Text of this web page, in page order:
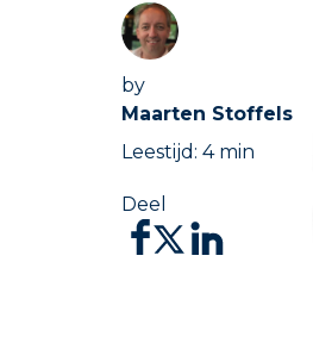
by
Maarten Stoffels
Leestijd: 4min
Deel